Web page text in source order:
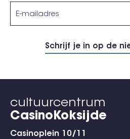
cultuurcentrum
CasinoKoksijde
Casinoplein 10/11